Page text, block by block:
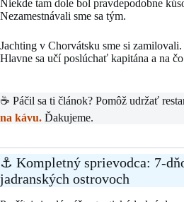
Niekde tam dole bol pravdepodobne
Nezamestnávali sme sa tým.
Jachting v Chorvátsku sme si
Hlavne sa učí poslúchať kapitána a na
☕ Páčil sa ti článok? Pomôž udržať
na kávu. Ďakujeme.
⚓ Kompletný sprievodca: 7-
jadranských ostrovoch